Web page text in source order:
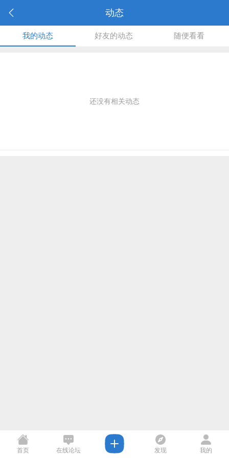
动态
我的动态 好友的动态 随便看看
还没有相关动态
首页 在线论坛 发现 我的